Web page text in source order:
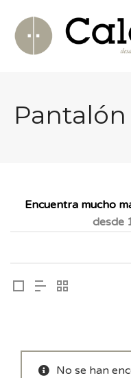
Pantalón
Encuentra mucho
desde
No se han